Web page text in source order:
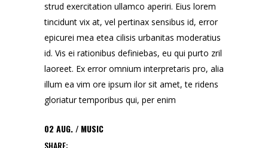
strud exercitation ullamco aperiri. Eius lorem
tincidunt vix at, vel pertinax sensibus id, error
epicurei mea etea cilisis urbanitas moderatius
id. Vis ei rationibus definiebas, eu qui purto zril
laoreet. Ex error omnium interpretaris pro, alia
illum ea vim ore ipsum ilor sit amet, te ridens
gloriatur temporibus qui, per enim
02AUG.
MUSIC
SHARE: